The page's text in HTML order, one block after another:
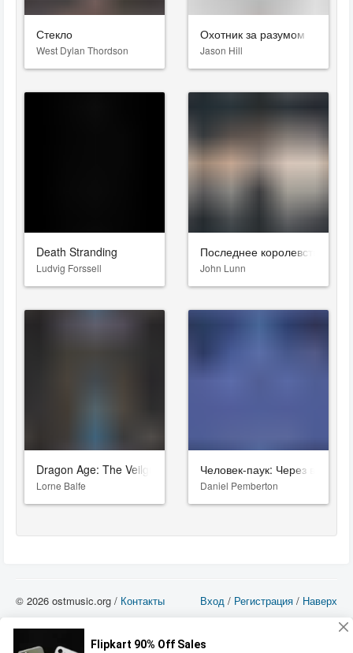
Стекло
West Dylan Thordson
Охотник за разумом
Jason Hill
Death Stranding
Ludvig Forssell
Последнее королевство
John Lunn
Dragon Age: The Veilguard
Lorne Balfe
Человек-паук: Через
Daniel Pemberton
Вход / Регистрация / Наверх
© 2026 ostmusic.org / Контакты